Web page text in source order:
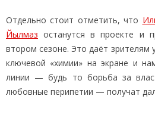
Отдельно стоит отметить, что
Йылмаз останутся в проекте и
втором сезоне. Это даёт зрителям
ключевой «химии» на экране и
линии — будь то борьба за
любовные перипетии — получат